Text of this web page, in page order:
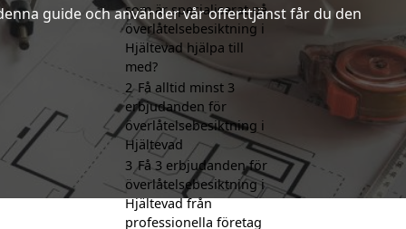
guide och använder vår offerttjänst får du den
som är specialiserat på
överlåtelsebesiktning i
Hjältevad hjälpa till
med?
2 Få alltid minst 3
erbjudanden för
överlåtelsebesiktning i
Hjältevad
3 Få 3 erbjudanden för
överlåtelsebesiktning i
Hjältevad från
professionella företag